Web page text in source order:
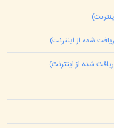
شده از اينترنت)
شده از اينترنت)